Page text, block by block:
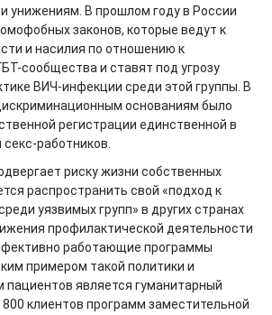
унижениям. В прошлом году в России
законов, которые ведут к
и насилия по отношению к
сообщества и ставят под угрозу
ВИЧ-инфекции среди этой группы. В
основаниям было
регистрации единственной в
работников.
риску жизни собственных
распространить свой «подход к
уязвимых групп» в других странах
профилактической деятельности
работающие программы
примером такой политики и
пациентов является гуманитарный
клиентов программ заместительной